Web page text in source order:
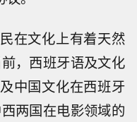
在文化上有着天然
，西班牙语及文化
中国文化在西班牙
两国在电影领域的